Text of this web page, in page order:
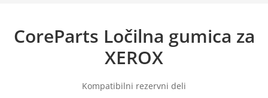
CoreParts Ločilna gumica za
XEROX
Kompatibilni rezervni deli